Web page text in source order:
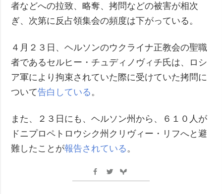
者などへの拉致、略奪、拷問などの被害が相次
ぎ、次第に反占領集会の頻度は下がっている。
４月２３日、ヘルソンのウクライナ正教会の聖職
者であるセルヒー・チュディノヴィチ氏は、ロシ
ア軍により拘束されていた際に受けていた拷問に
ついて告白している 。
また、２３日にも、ヘルソン州から、６１０人が
ドニプロペトロウシク州クリヴィー・リフへと避
難したことが報告されている 。